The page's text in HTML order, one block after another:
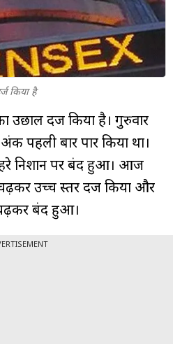
किया है
दर्ज किया है। गुरुवार
पहली बार पार किया था।
निशान पर बंद हुआ। आज
उच्च स्तर दर्ज किया और
बंद हुआ।